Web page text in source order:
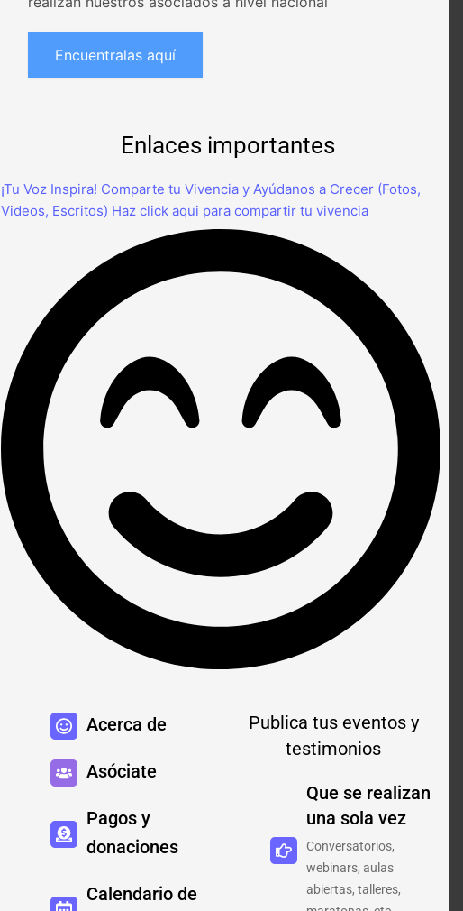
Encuentralas aquí
Enlaces importantes
¡Tu Voz Inspira! Comparte tu Vivencia y Ayúdanos a Crecer (Fotos,
Videos, Escritos) Haz click aqui para compartir tu vivencia
Acerca de
Asóciate
Pagos y
donaciones
Calendario de
Publica tus eventos y
testimonios
Que se realizan
una sola vez
Conversatorios,
webinars, aulas
abiertas, talleres,